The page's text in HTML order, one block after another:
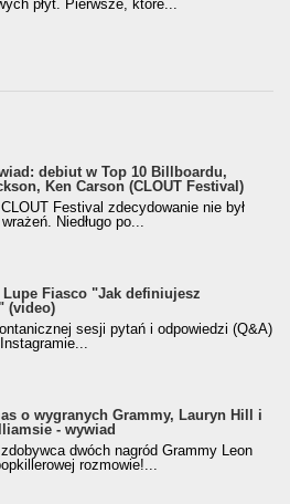
płyt. Pierwsze, które...
debiut w Top 10 Billboardu,
Ken Carson (CLOUT Festival)
Festival zdecydowanie nie był
Niedługo po...
Fiasco "Jak definiujesz
(video)
sesji pytań i odpowiedzi (Q&A)
o wygranych Grammy, Lauryn Hill i
- wywiad
dwóch nagród Grammy Leon
rozmowie!...